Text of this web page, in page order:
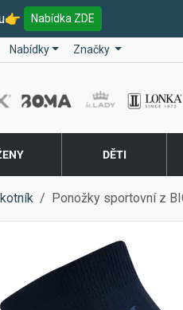
👉 Nabídka ZDE
Nabídky Značky
DĚTI
Ponožky sportovní z